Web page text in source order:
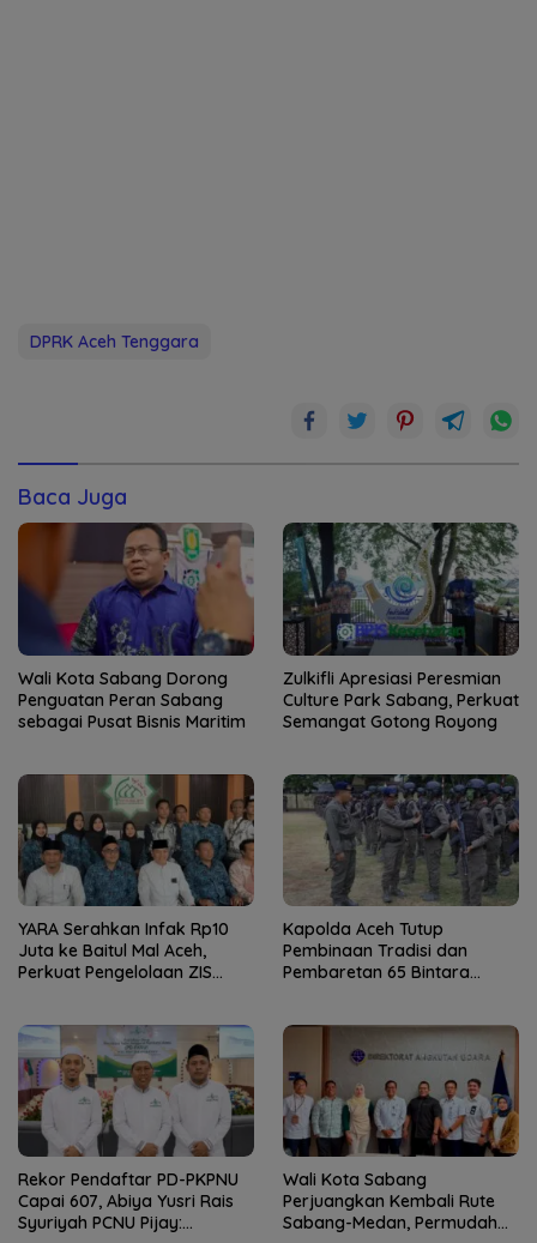
DPRK Aceh Tenggara
Baca Juga
Wali Kota Sabang Dorong
Penguatan Peran Sabang
sebagai Pusat Bisnis Maritim
Zulkifli Apresiasi Peresmian
Culture Park Sabang, Perkuat
Semangat Gotong Royong
YARA Serahkan Infak Rp10
Juta ke Baitul Mal Aceh,
Perkuat Pengelolaan ZIS
Kapolda Aceh Tutup
Pembinaan Tradisi dan
Pembaretan 65 Bintara
Rekor Pendaftar PD-PKPNU
Capai 607, Abiya Yusri Rais
Syuriyah PCNU Pijay:
Wali Kota Sabang
Perjuangkan Kembali Rute
Sabang-Medan, Permudah